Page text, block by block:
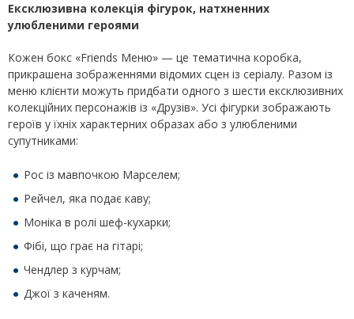
Ексклюзивна колекція фігурок, натхненних
улюбленими героями
Кожен бокс «Friends Меню» — це тематична коробка,
прикрашена зображеннями відомих сцен із серіалу. Разом із
меню клієнти можуть придбати одного з шести ексклюзивних
колекційних персонажів із «Друзів». Усі фігурки зображають
героїв у їхніх характерних образах або з улюбленими
супутниками:
Рос із мавпочкою Марселем;
Рейчел, яка подає каву;
Моніка в ролі шеф-кухарки;
Фібі, що грає на гітарі;
Чендлер з курчам;
Джої з каченям.